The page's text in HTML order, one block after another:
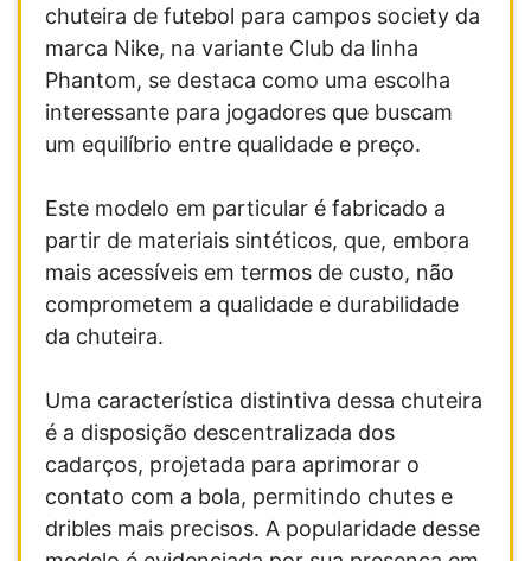
chuteira de futebol para campos society da
marca Nike, na variante Club da linha
Phantom, se destaca como uma escolha
interessante para jogadores que buscam
um equilíbrio entre qualidade e preço.
Este modelo em particular é fabricado a
partir de materiais sintéticos, que, embora
mais acessíveis em termos de custo, não
comprometem a qualidade e durabilidade
da chuteira.
Uma característica distintiva dessa chuteira
é a disposição descentralizada dos
cadarços, projetada para aprimorar o
contato com a bola, permitindo chutes e
dribles mais precisos. A popularidade desse